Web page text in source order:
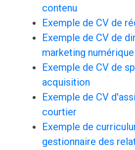
contenu
Exemple de CV de
Exemple de CV de
marketing numérique
Exemple de CV de
acquisition
Exemple de CV
courtier
Exemple de
gestionnaire des